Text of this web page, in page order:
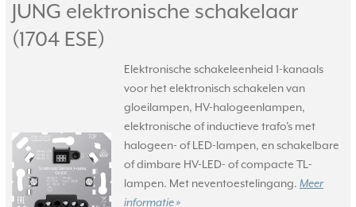
JUNG elektronische schakelaar
(1704 ESE)
Elektronische schakeleenheid 1-kanaals
voor het elektronisch schakelen van
gloeilampen, HV-halogeenlampen,
elektronische of inductieve trafo's met
halogeen- of LED-lampen, en schakelbare
of dimbare HV-LED- of compacte TL-
lampen. Met neventoestelingang. Meer
informatie »